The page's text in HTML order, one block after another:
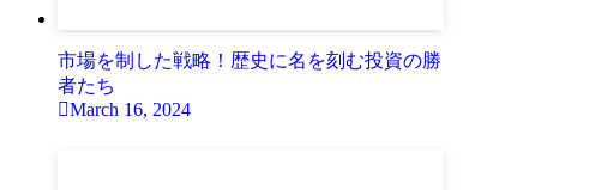
市場を制した戦略！歴史に名を刻む投資の勝
者たち
March 16, 2024